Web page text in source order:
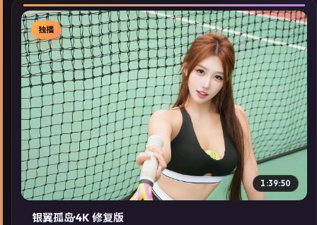
▶
独播
1:39:50
银翼孤岛·4K 修复版